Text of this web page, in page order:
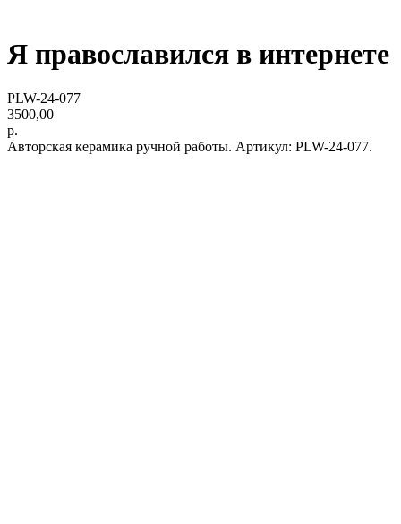
Я православился в интернете
PLW-24-077
3500,00
р.
Авторская керамика ручной работы. Артикул: PLW-24-077.